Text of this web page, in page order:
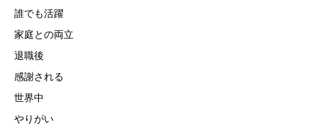
誰でも活躍
家庭との両立
退職後
感謝される
世界中
やりがい